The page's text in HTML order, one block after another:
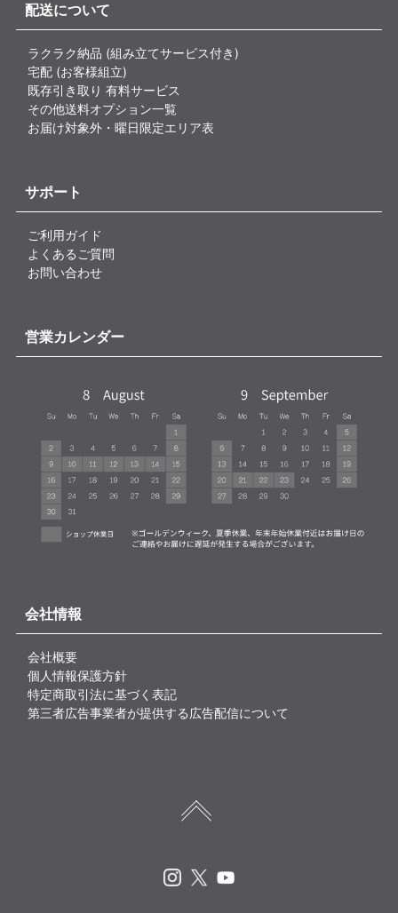
配送について
ラクラク納品 (組み立てサービス付き)
宅配 (お客様組立)
既存引き取り 有料サービス
その他送料オプション一覧
お届け対象外・曜日限定エリア表
サポート
ご利用ガイド
よくあるご質問
お問い合わせ
営業カレンダー
会社情報
会社概要
個人情報保護方針
特定商取引法に基づく表記
第三者広告事業者が提供する広告配信について